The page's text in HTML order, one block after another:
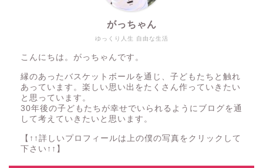
ゆっくり人生 自由な生活
がっちゃん
こんにちは。がっちゃんです。
縁のあったバスケットボールを通じ、子どもたちと触れ
あっています。楽しい思い出をたくさん作っていきたい
と思っています。
30年後の子どもたちが幸せでいられるようにブログを通
して考えていきたいと思います。
【↑↑詳しいプロフィールは上の僕の写真をクリックして
下さい↑↑】